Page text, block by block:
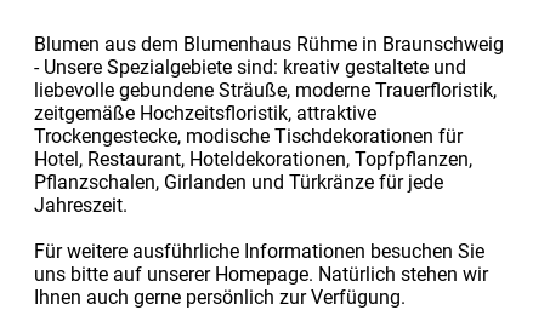
Blumen aus dem Blumenhaus Rühme in Braunschweig
- Unsere Spezialgebiete sind: kreativ gestaltete und
liebevolle gebundene Sträuße, moderne Trauerfloristik,
zeitgemäße Hochzeitsfloristik, attraktive
Trockengestecke, modische Tischdekorationen für
Hotel, Restaurant, Hoteldekorationen, Topfpflanzen,
Pflanzschalen, Girlanden und Türkränze für jede
Jahreszeit.
Für weitere ausführliche Informationen besuchen Sie
uns bitte auf unserer Homepage. Natürlich stehen wir
Ihnen auch gerne persönlich zur Verfügung.